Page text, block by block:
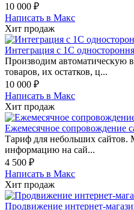
10 000 ₽
Написать в Макс
Хит продаж
Интеграция с 1С
Производим автоматическую
товаров, их остатков, ц...
10 000 ₽
Написать в Макс
Хит продаж
Ежемесячное сопровождение
Тариф для небольших
информацию на сай...
4 500 ₽
Написать в Макс
Хит продаж
Продвижение интернет-